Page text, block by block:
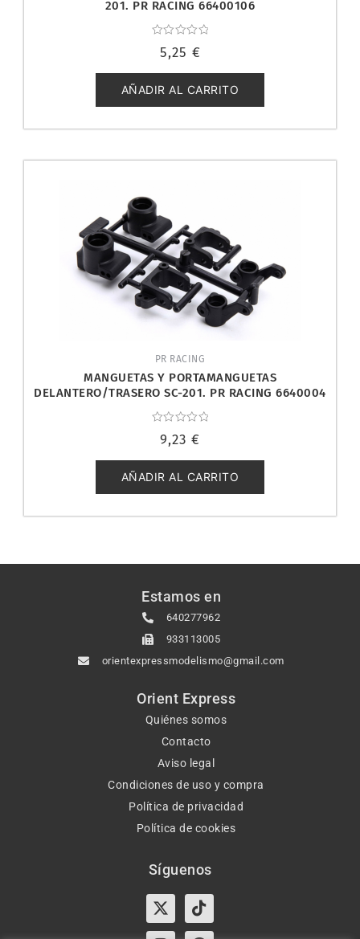
201. PR RACING 66400106
con
de
5
5,25 €
AÑADIR AL CARRITO
PR RACING
MANGUETAS Y PORTAMANGUETAS
DELANTERO/TRASERO SC-201. PR RACING 6640004
con
de
5
9,23 €
AÑADIR AL CARRITO
Estamos en
640277962
933113005
orientexpressmodelismo@gmail.com
Orient Express
Quiénes somos
Contacto
Aviso legal
Condiciones de uso y compra
Política de privacidad
Política de cookies
Síguenos
X-
twitter
Tiktok
InstagramFacebook